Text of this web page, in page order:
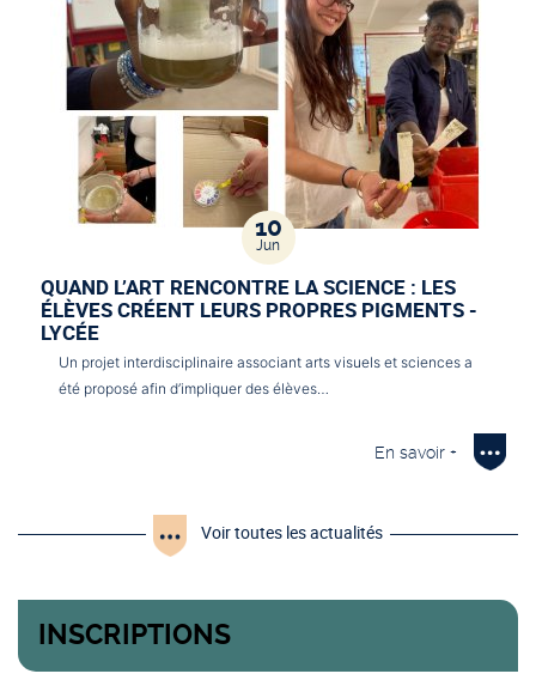
10
Jun
QUAND L’ART RENCONTRE LA SCIENCE : LES
ÉLÈVES CRÉENT LEURS PROPRES PIGMENTS -
LYCÉE
Un projet interdisciplinaire associant arts visuels et sciences a
été proposé afin d’impliquer des élèves…
En savoir +
Voir toutes les actualités
INSCRIPTIONS